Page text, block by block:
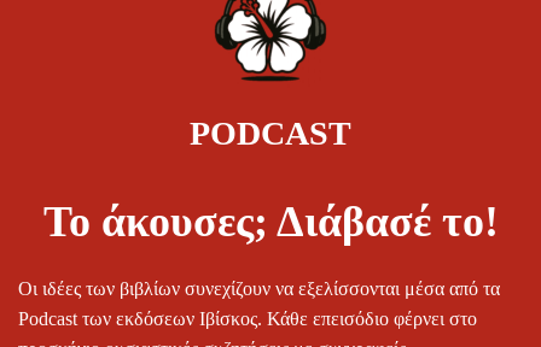
PODCAST
Το άκουσες; Διάβασέ το!
Οι ιδέες των βιβλίων συνεχίζουν να εξελίσσονται μέσα από τα
Podcast των εκδόσεων Ιβίσκος. Κάθε επεισόδιο φέρνει στο